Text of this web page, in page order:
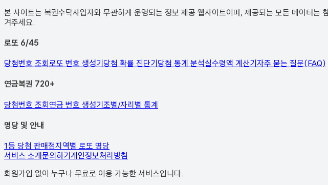
본 사이트는 복권수탁사업자와 무관하게 운영되는 정보 제공 웹사이트이며, 제공되는 모든 데이터
겨주세요.
로또 6/45
당첨번호 조회로또 번호 생성기당첨 확률 진단기당첨 통계 분석실수령액 계산기자주 묻는 질문(FAQ)
연금복권 720+
당첨번호 조회연금 번호 생성기조별/자리별 통계
명당 및 안내
1등 당첨 판매점지역별 로또 명당
서비스 소개문의하기 개인정보처리방침
회원가입 없이 누구나 무료로 이용 가능한 서비스입니다.